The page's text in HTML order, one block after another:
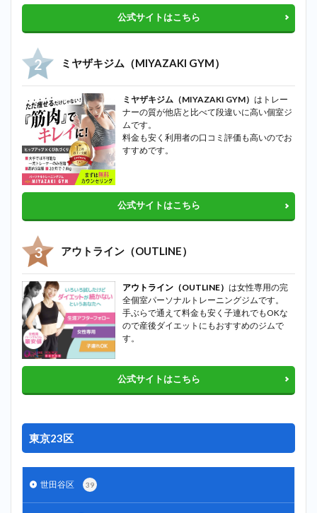
公式サイトはこちら
ミヤザキジム（MIYAZAKI GYM）
ミヤザキジム（MIYAZAKI GYM） はトレー
ナーの質が他店と比べて段違いに高い個室ジ
ムです。
料金も安く利用者の口コミ評価も高いのでお
すすめです。
公式サイトはこちら
アウトライン（OUTLINE）
アウトライン（OUTLINE） は女性専用の完
全個室パーソナルトレーニングジムです。
手ぶらで通えて料金も安く子連れでもOKな
ので産後ダイエットにもおすすめのジムで
す。
公式サイトはこちら
東京23区
世田谷区 39